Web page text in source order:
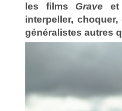
les films Grave et
interpeller,
généralistes autres